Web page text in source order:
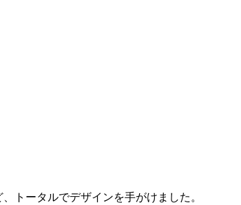
トータルでデザインを手がけました。